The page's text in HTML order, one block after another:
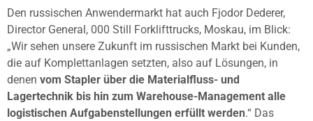
Den russischen Anwendermarkt hat auch Fjodor Dederer,
Director General, 000 Still Forklifttrucks, Moskau, im Blick:
„Wir sehen unsere Zukunft im russischen Markt bei Kunden,
die auf Komplettanlagen setzten, also auf Lösungen, in
denen vom Stapler über die Materialfluss- und
Lagertechnik bis hin zum Warehouse-Management alle
logistischen Aufgabenstellungen erfüllt werden.“ Das